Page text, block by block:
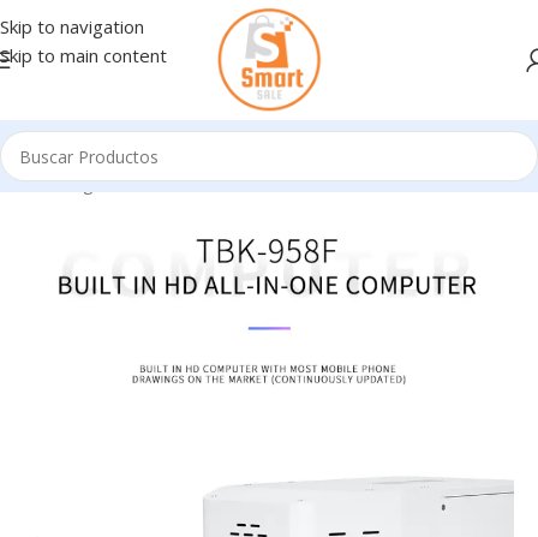
Skip to navigation
Skip to main content
Inicio/Ingresando